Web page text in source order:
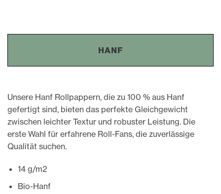
HANF
Unsere Hanf Rollpappern, die zu 100 % aus Hanf
gefertigt sind, bieten das perfekte Gleichgewicht
zwischen leichter Textur und robuster Leistung. Die
erste Wahl für erfahrene Roll-Fans, die zuverlässige
Qualität suchen.
14 g/m2
Bio-Hanf